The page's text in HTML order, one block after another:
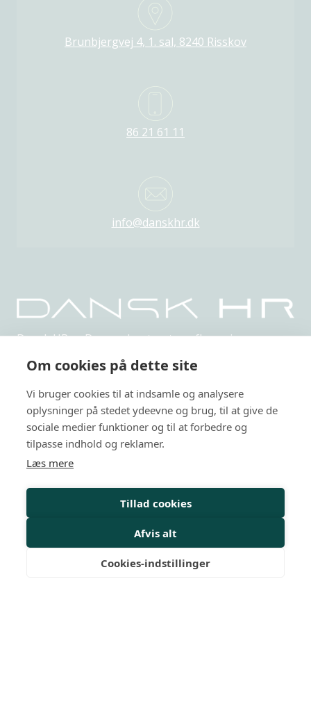
Brunbjergvej 4, 1. sal, 8240 Risskov
86 21 61 11
info@danskhr.dk
Dansk HR er Danmarks største uafhængige,
Arrangementer
HR-kurser
Personalejura
Rådgivning
Viden
Mit Dansk HR
Om cookies på dette site
Vi bruger cookies til at indsamle og analysere
oplysninger på stedet ydeevne og brug, til at give de
sociale medier funktioner og til at forbedre og
tilpasse indhold og reklamer.
Læs mere
Tillad cookies
Afvis alt
Cookies-indstillinger